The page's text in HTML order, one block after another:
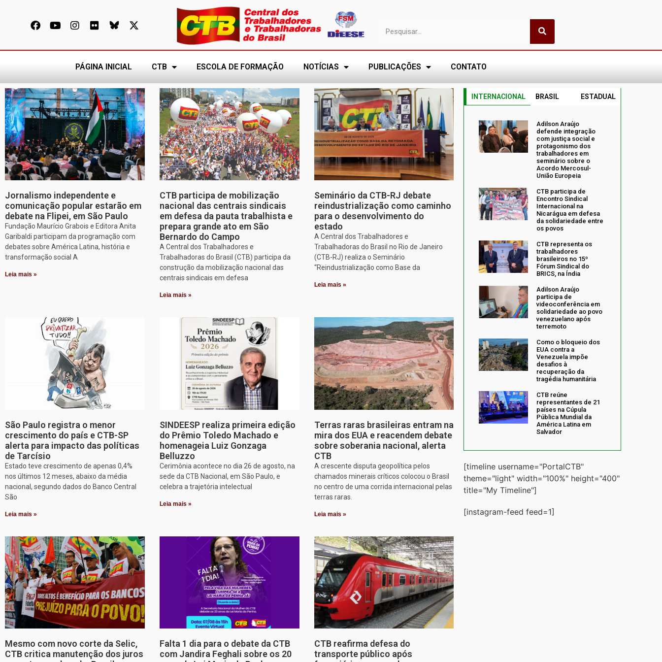
PÁGINA INICIAL CTB ESCOLA DE FORMAÇÃO NOTÍCIAS PUBLICAÇÕES CONTATO
Jornalismo independente e
comunicação popular estarão em
debate na Flipei, em São Paulo
Fundação Maurício Grabois e Editora Anita
Garibaldi participam da programação com
debates sobre América Latina, história e
transformação social A
Leia mais »
CTB participa de mobilização
nacional das centrais sindicais
em defesa da pauta trabalhista e
prepara grande ato em São
Bernardo do Campo
A Central dos Trabalhadores e
Trabalhadoras do Brasil (CTB) participa da
construção da mobilização nacional das
centrais sindicais em defesa
Leia mais »
Seminário da CTB-RJ debate
reindustrialização como caminho
para o desenvolvimento do
estado
A Central dos Trabalhadores e
Trabalhadoras do Brasil no Rio de Janeiro
(CTB-RJ) realiza o Seminário
“Reindustrialização como Base da
Leia mais »
São Paulo registra o menor
crescimento do país e CTB-SP
alerta para impacto das políticas
de Tarcísio
Estado teve crescimento de apenas 0,4%
nos últimos 12 meses, abaixo da média
nacional, segundo dados do Banco Central
São
Leia mais »
SINDEESP realiza primeira edição
do Prêmio Toledo Machado e
homenageia Luiz Gonzaga
Belluzzo
Cerimônia acontece no dia 26 de agosto, na
sede da CTB Nacional, em São Paulo, e
celebra a trajetória intelectual
Leia mais »
Terras raras brasileiras entram na
mira dos EUA e reacendem debate
sobre soberania nacional, alerta
CTB
A crescente disputa geopolítica pelos
chamados minerais críticos colocou o Brasil
no centro de uma corrida internacional pelas
terras raras.
Leia mais »
Mesmo com novo corte da Selic,
CTB critica manutenção dos juros
Falta 1 dia para o debate da CTB
com Jandira Feghali sobre os 20
CTB reafirma defesa do
transporte público após
INTERNACIONAL BRASIL ESTADUAL
Adilson Araújo
defende integração
com justiça social e
protagonismo dos
trabalhadores em
seminário sobre o
Acordo Mercosul-
União Europeia
CTB participa de
Encontro Sindical
Internacional na
Nicarágua em defesa
da solidariedade entre
os povos
CTB representa os
trabalhadores
brasileiros no 15º
Fórum Sindical do
BRICS, na Índia
Adilson Araújo
participa de
videoconferência em
solidariedade ao povo
venezuelano após
terremoto
Como o bloqueio dos
EUA contra a
Venezuela impõe
desafios à
recuperação da
tragédia humanitária
CTB reúne
representantes de 21
países na Cúpula
Pública Mundial da
América Latina em
Salvador
[timeline username="PortalCTB"
theme="light" width="100%" height="400"
title="My Timeline"]
[instagram-feed feed=1]